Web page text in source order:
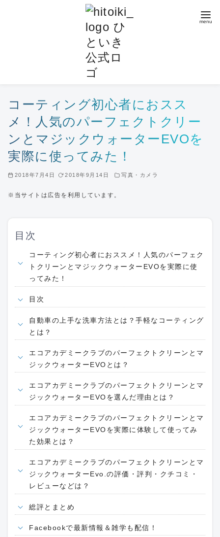
コーティング初心者におスス
メ！人気のパーフェクトクリー
ンとマジックウォーターEVOを
実際に使ってみた！
2018年7月4日 2018年9月14日 写真・カメラ
※当サイトは広告を利用しています。
目次
コーティング初心者におススメ！人気のパーフェク
トクリーンとマジックウォーターEVOを実際に使
ってみた！
目次
自動車の上手な洗車方法とは？手軽なコーティング
とは？
エコアカデミークラブのパーフェクトクリーンとマ
ジックウォーターEVOとは？
エコアカデミークラブのパーフェクトクリーンとマ
ジックウォーターEVOを選んだ理由とは？
エコアカデミークラブのパーフェクトクリーンとマ
ジックウォーターEVOを実際に体験して使ってみ
た効果とは？
エコアカデミークラブのパーフェクトクリーンとマ
ジックウォーターEvo.の評価・評判・クチコミ・
レビューなどは？
総評とまとめ
Facebookで最新情報＆雑学も配信！